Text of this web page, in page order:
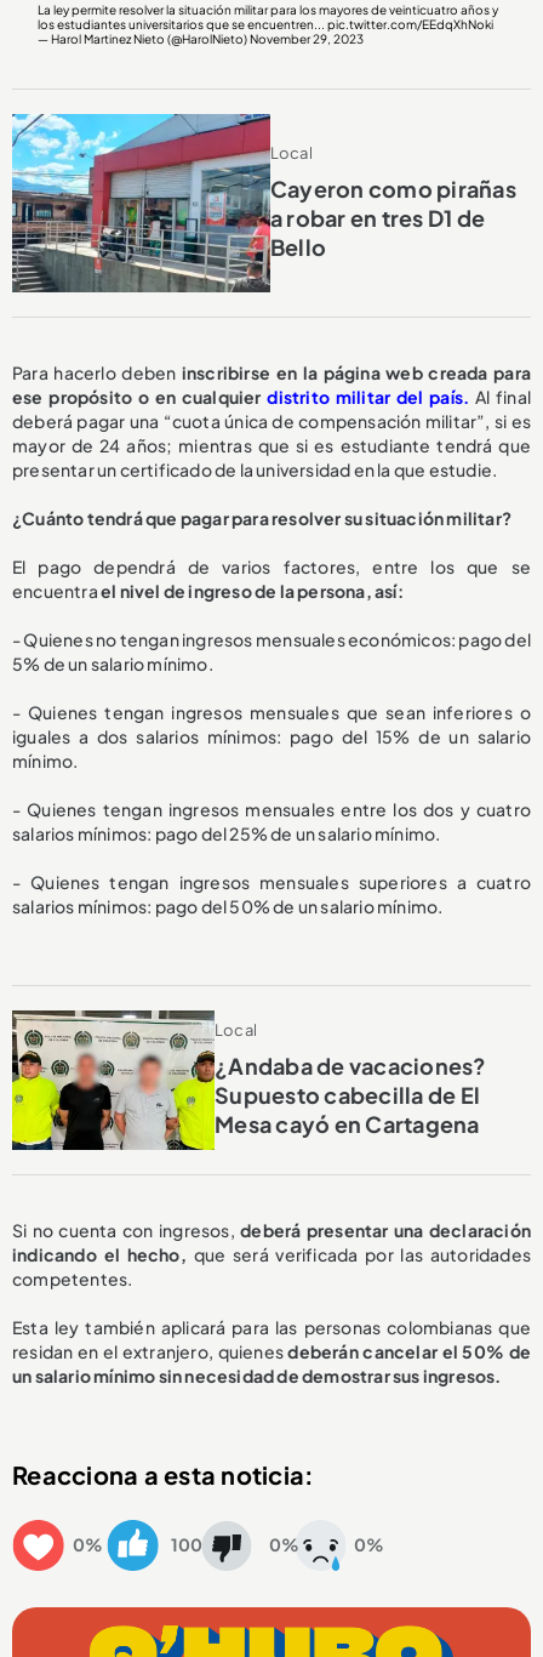
La ley permite resolver la situación militar para los mayores de veinticuatro años y
los estudiantes universitarios que se encuentren...pic.twitter.com/EEdqXhNoki
— Harol Martinez Nieto (@HarolNieto)November 29, 2023
Local
Cayeron como pirañas
a robar en tres D1 de
Bello
Para hacerlo deben inscribirse en la página web creada para
ese propósito o en cualquierdistrito militar del país. Al final
deberá pagar una “cuota única de compensación militar”, si es
mayor de 24 años; mientras que si es estudiante tendrá que
presentar un certificado de la universidad en la que estudie.
¿Cuánto tendrá que pagar para resolver su situación militar?
El pago dependrá de varios factores, entre los que se
encuentrael nivel de ingreso de la persona, así:
- Quienes no tengan ingresos mensuales económicos: pago del
5% de un salario mínimo.
- Quienes tengan ingresos mensuales que sean inferiores o
iguales a dos salarios mínimos: pago del 15% de un salario
mínimo.
- Quienes tengan ingresos mensuales entre los dos y cuatro
salarios mínimos: pago del 25% de un salario mínimo.
- Quienes tengan ingresos mensuales superiores a cuatro
salarios mínimos: pago del 50% de un salario mínimo.
Local
¿Andaba de vacaciones?
Supuesto cabecilla de El
Mesa cayó en Cartagena
Si no cuenta con ingresos,deberá presentar una declaración
indicando el hecho, que será verificada por las autoridades
competentes.
Esta ley también aplicará para las personas colombianas que
residan en el extranjero, quienesdeberán cancelar el 50% de
un salario mínimo sin necesidad de demostrar sus ingresos.
Reacciona a esta noticia:
0% 100 0% 0%